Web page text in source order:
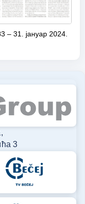
– 31. јануар 2024.
3